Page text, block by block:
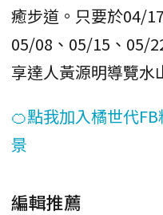
癒步道。只要於04/
05/08、05/15、05/
享達人黃源明導覽水
🍊點我加入橘世代
景
編輯推薦